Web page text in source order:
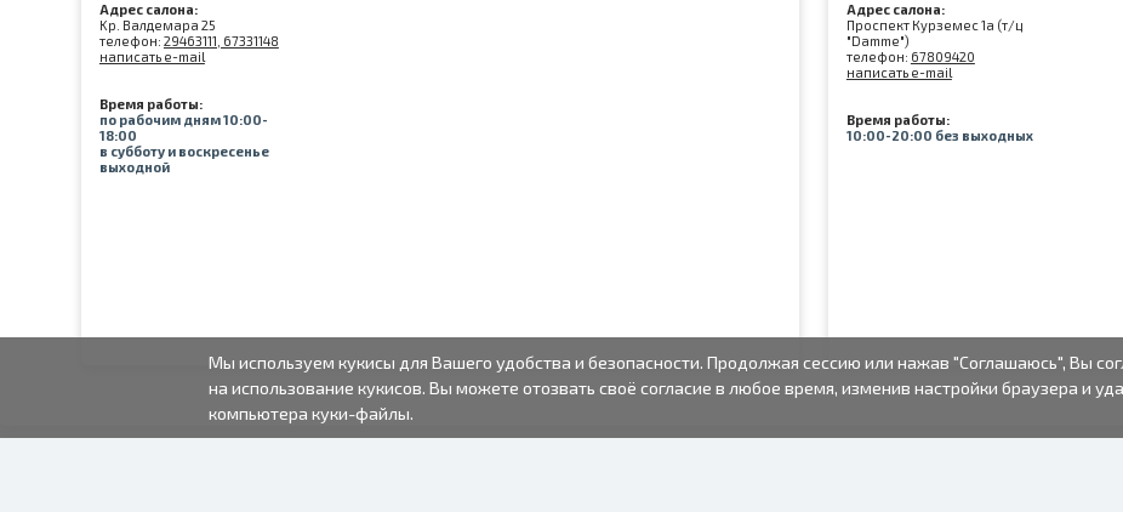
Адрес салона:
Kр. Валдемара 25
телефон: 29463111, 67331148
написать e-mail
Время работы:
по рабочим дням 10:00-
18:00
в субботу и воскресенье
выходной
Адрес салона:
Проспект Курземес 1а (т/ц
"Damme")
телефон: 67809420
написать e-mail
Время работы:
10:00-20:00 без выходных
Мы используем кукисы для Вашего удобства и безопасности. Продолжая сессию или нажав "Соглашаюсь", Вы
на использование кукисов. Вы можете отозвать своё согласие в любое время, изменив настройки браузера и
компьютера куки-файлы.